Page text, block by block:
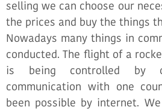
selling we can choose our
the prices and buy the things
Nowadays many things in
conducted. The flight of a
is being controlled by
communication with one
been possible by internet.